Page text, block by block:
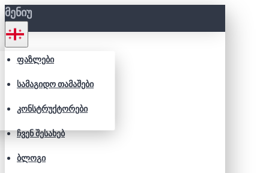
ᲛᲔᲜᲘᲣ
ᲤᲐᲖᲚᲔᲑᲘ
ᲡᲐᲛᲐᲒᲘᲓᲝ ᲗᲐᲛᲐᲨᲔᲑᲘ
ᲙᲝᲜᲡᲢᲠᲣᲥᲢᲝᲠᲔᲑᲘ
ᲩᲕᲔᲜ ᲨᲔᲡᲐᲮᲔᲑ
ᲑᲚᲝᲒᲘ